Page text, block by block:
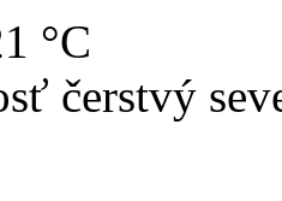
°C
čerstvý